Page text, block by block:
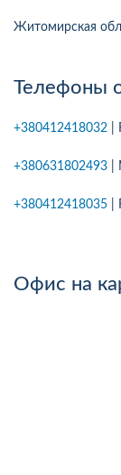
Житомирская
Телефоны
+380412418032 |
+380631802493 |
+380412418035 |
Офис на